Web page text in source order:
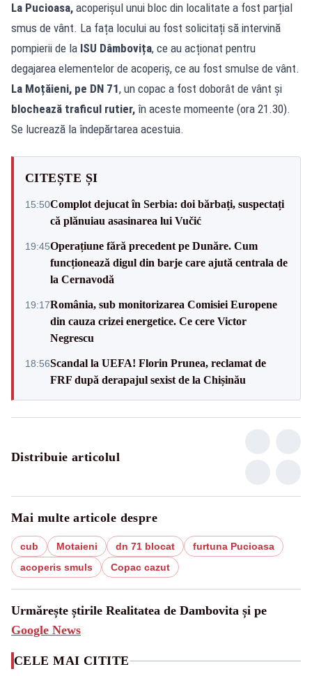
La Pucioasa, acoperișul unui bloc din localitate a fost parțial
smus de vânt. La fața locului au fost solicitați să intervină
pompierii de la ISU Dâmbovița, ce au acționat pentru
degajarea elementelor de acoperiș, ce au fost smulse de vânt.
La Moțăieni, pe DN 71, un copac a fost doborât de vânt și
blochează traficul rutier, în aceste momeente (ora 21.30).
Se lucrează la îndepărtarea acestuia.
CITEȘTE ȘI
15:50Complot dejucat în Serbia: doi bărbați, suspectați
că plănuiau asasinarea lui Vučić
19:45Operațiune fără precedent pe Dunăre. Cum
funcționează digul din barje care ajută centrala de
la Cernavodă
19:17România, sub monitorizarea Comisiei Europene
din cauza crizei energetice. Ce cere Victor
Negrescu
18:56Scandal la UEFA! Florin Prunea, reclamat de
FRF după derapajul sexist de la Chișinău
Distribuie articolul
Mai multe articole despre
cub Motaieni dn 71 blocat
furtuna Pucioasa
acoperis smuls
Copac cazut
Urmărește știrile Realitatea de Dambovita și pe
Google News
CELE MAI CITITE